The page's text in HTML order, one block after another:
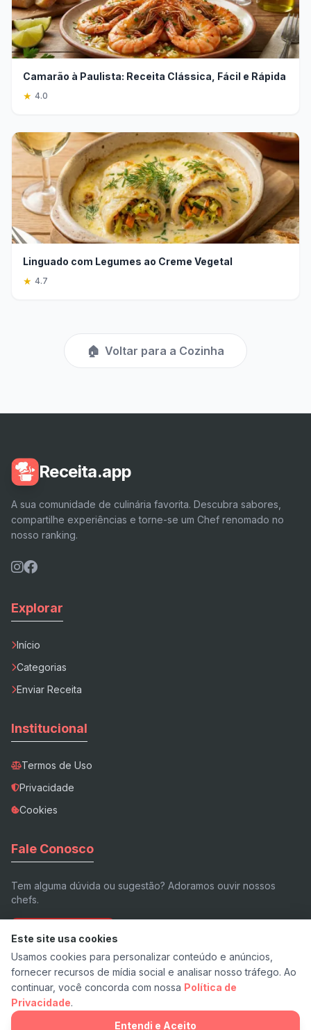
Camarão à Paulista: Receita Clássica, Fácil e Rápida
★ 4.0
Linguado com Legumes ao Creme Vegetal
★ 4.7
🏠 Voltar para a Cozinha
Receita.app
A sua comunidade de culinária favorita. Descubra sabores,
compartilhe experiências e torne-se um Chef renomado no
nosso ranking.
Explorar
Início
Categorias
Enviar Receita
Institucional
Termos de Uso
Privacidade
Cookies
Fale Conosco
Tem alguma dúvida ou sugestão? Adoramos ouvir nossos
chefs.
Enviar E-mail
© 2026 Receita.app - Feito com ❤️ e pimenta.
v7.3 Stable
Este site usa cookies
Usamos cookies para personalizar conteúdo e anúncios,
fornecer recursos de mídia social e analisar nosso tráfego. Ao
continuar, você concorda com nossa Política de
Privacidade.
Entendi e Aceito